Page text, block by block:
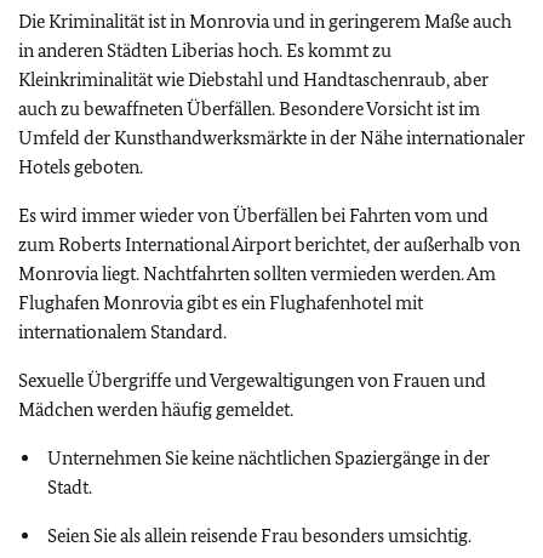
Die Kriminalität ist in Monrovia und in geringerem Maße auch
in anderen Städten Liberias hoch. Es kommt zu
Kleinkriminalität wie Diebstahl und Handtaschenraub, aber
auch zu bewaffneten Überfällen. Besondere Vorsicht ist im
Umfeld der Kunsthandwerksmärkte in der Nähe internationaler
Hotels geboten.
Es wird immer wieder von Überfällen bei Fahrten vom und
zum Roberts International Airport berichtet, der außerhalb von
Monrovia liegt. Nachtfahrten sollten vermieden werden. Am
Flughafen Monrovia gibt es ein Flughafenhotel mit
internationalem Standard.
Sexuelle Übergriffe und Vergewaltigungen von Frauen und
Mädchen werden häufig gemeldet.
Unternehmen Sie keine nächtlichen Spaziergänge in der
Stadt.
Seien Sie als allein reisende Frau besonders umsichtig.